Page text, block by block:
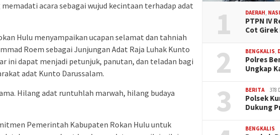
acara sebagai wujud kecintaan terhadap adat
Hulu menyampaikan ucapan selamat dan tahniah
Roem sebagai Junjungan Adat Raja Luhak Kunto
ini dapat menjadi petunjuk, panutan, dan teladan bagi
adat Kunto Darussalam.
Hilang adat runtuhlah marwah, hilang budaya
Pemerintah Kabupaten Rokan Hulu untuk
1 DAERAH,
PTPN IV
Cot
2 BENGKALIS,
Polres
Ungkap
3 BERITA 378
Polsek
Dukung
BENGKALIS